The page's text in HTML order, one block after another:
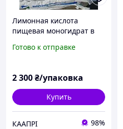
Лимонная кислота
пищевая моногидрат в
Готово к отправке
2 300₴/упаковка
Купить
КААПРІ 98%